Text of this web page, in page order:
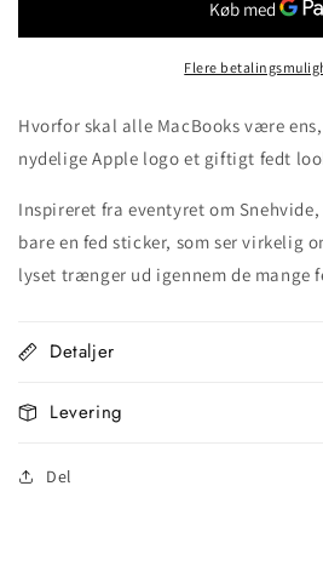
Flere
Hvorfor skal alle MacBooks være
nydelige Apple logo et giftigt fedt
Inspireret fra eventyret om
bare en fed sticker, som ser virkelig
lyset trænger ud igennem de mange
Detaljer
Levering
Del